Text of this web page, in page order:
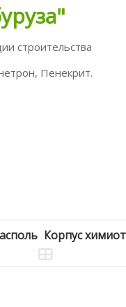
строительства
Пенекрит.
Корпус